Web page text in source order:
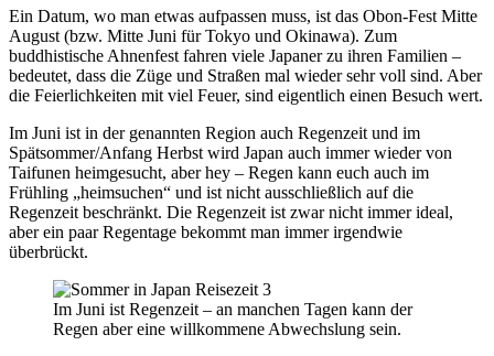
Ein Datum, wo man etwas aufpassen muss, ist das Obon-Fest Mitte
August (bzw. Mitte Juni für Tokyo und Okinawa). Zum
buddhistische Ahnenfest fahren viele Japaner zu ihren Familien –
bedeutet, dass die Züge und Straßen mal wieder sehr voll sind. Aber
die Feierlichkeiten mit viel Feuer, sind eigentlich einen Besuch wert.
Im Juni ist in der genannten Region auch Regenzeit und im
Spätsommer/Anfang Herbst wird Japan auch immer wieder von
Taifunen heimgesucht, aber hey – Regen kann euch auch im
Frühling „heimsuchen“ und ist nicht ausschließlich auf die
Regenzeit beschränkt. Die Regenzeit ist zwar nicht immer ideal,
aber ein paar Regentage bekommt man immer irgendwie
überbrückt.
Im Juni ist Regenzeit – an manchen Tagen kann der
Regen aber eine willkommene Abwechslung sein.